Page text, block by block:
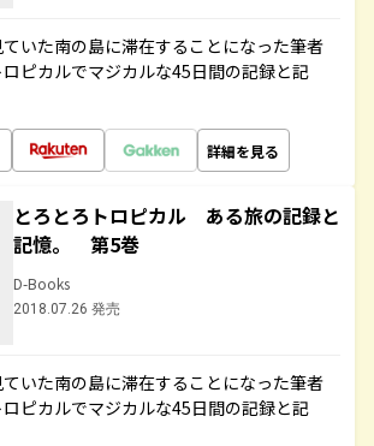
いた南の島に滞在することになった筆者
ピカルでマジカルな45日間の記録と記
詳細を見る
とろとろトロピカル ある旅の記録と
記憶。 第5巻
D-Books
2018.07.26 発売
いた南の島に滞在することになった筆者
ピカルでマジカルな45日間の記録と記